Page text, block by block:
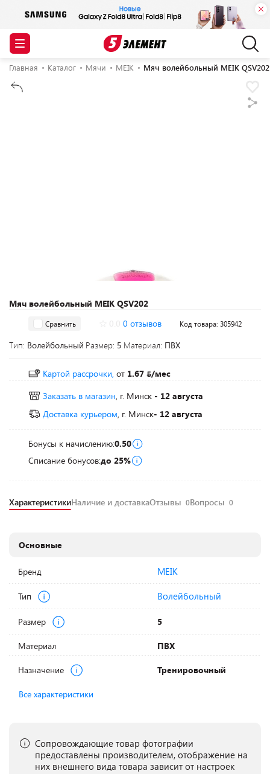
Главная Каталог Мячи MEIK Мяч волейбольный MEIK QSV202
Мяч волейбольный MEIK QSV202
Сравнить 0 отзывов Код товара: 305942
Тип: Волейбольный Размер: 5 Материал: ПВХ
Картой рассрочки, от 1.67
/мес
Заказать в магазин, г. Минск - 12 августа
Доставка курьером, г. Минск- 12 августа
Бонусы к начислению:0.50
Списание бонусов:до 25%
ХарактеристикиНаличие и доставкаОтзывы 0Вопросы 0
Основные
Бренд MEIK
Тип Волейбольный
Размер 5
Материал ПВХ
Назначение Тренировочный
Все характеристики
Сопровождающие товар фотографии
предоставлены производителем, отображение на
них внешнего вида товара зависит от настроек